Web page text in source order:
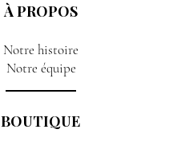
À PROPOS
Notre histoire
Notre équipe
BOUTIQUE